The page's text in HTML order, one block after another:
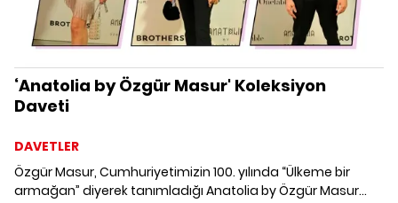
‘Anatolia by Özgür Masur' Koleksiyon
Daveti
DAVETLER
Özgür Masur, Cumhuriyetimizin 100. yılında “Ülkeme bir
armağan” diyerek tanımladığı Anatolia by Özgür Masur